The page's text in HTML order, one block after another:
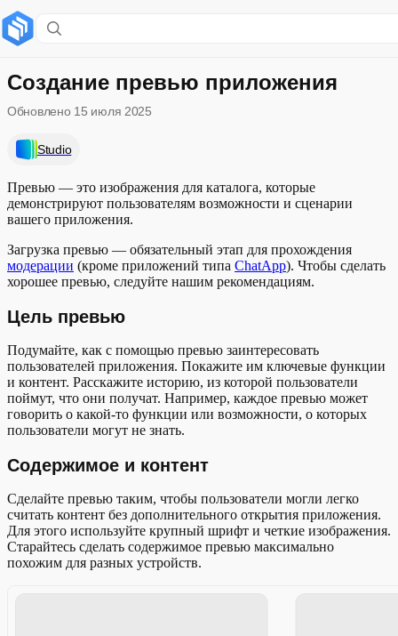
Цель превью
Содержимое и контент
Актуальность превью
Изображение интерфейса
Изображения для Chat App
Создание скриншотов на устройствах
Развернуть
Создание превью приложения
Обновлено 15 июля 2025
Studio
Превью — это изображения для каталога, которые
демонстрируют пользователям возможности и сценарии
вашего приложения.
Загрузка превью — обязательный этап для прохождения
модерации (кроме приложений типа ChatApp). Чтобы сделать
хорошее превью, следуйте нашим рекомендациям.
Цель превью
Подумайте, как с помощью превью заинтересовать
пользователей приложения. Покажите им ключевые функции
и контент. Расскажите историю, из которой пользователи
поймут, что они получат. Например, каждое превью может
говорить о какой-то функции или возможности, о которых
пользователи могут не знать.
Содержимое и контент
Сделайте превью таким, чтобы пользователи могли легко
считать контент без дополнительного открытия приложения.
Для этого используйте крупный шрифт и четкие изображения.
Старайтесь сделать содержимое превью максимально
похожим для разных устройств.